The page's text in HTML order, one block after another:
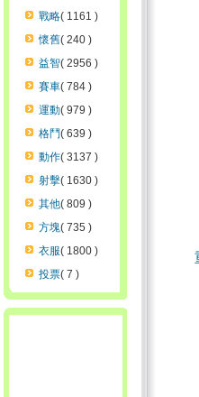
戰略( 1161 )
懷舊( 240 )
益智( 2956 )
賽車( 784 )
運動( 979 )
格鬥( 639 )
動作( 3137 )
射擊( 1630 )
其他( 809 )
方塊( 735 )
衣服( 1800 )
投票( 7 )